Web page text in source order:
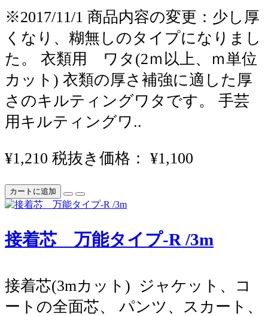
※2017/11/1 商品内容の変更：少し厚
くなり、糊無しのタイプになりまし
た。 衣類用 ワタ(2ｍ以上、ｍ単位
カット) 衣類の厚さ補強に適した厚
さのキルティングワタです。 手芸
用キルティングワ..
¥1,210 税抜き価格： ¥1,100
カートに追加
接着芯 万能タイプ-R /3m
接着芯(3mカット) ジャケット、コ
ートの全面芯、 パンツ、スカート、